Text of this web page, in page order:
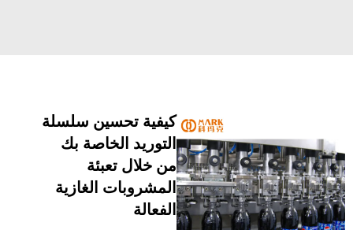
كيفية تحسين سلسلة
التوريد الخاصة بك
من خلال تعبئة
المشروبات الغازية
الفعالة